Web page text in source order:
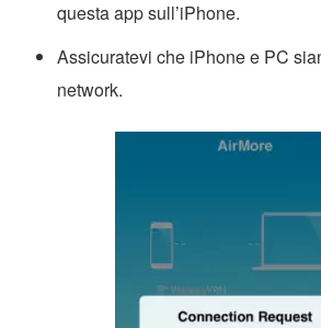
questa app sull’iPhone.
Assicuratevi che iPhone e PC
network.